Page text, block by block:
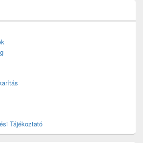
Tájékoztató